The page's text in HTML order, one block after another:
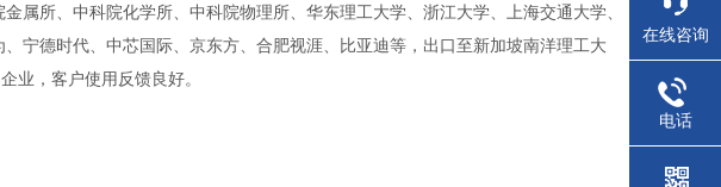
属所、中科院化学所、中科院物理所、华东理工大学、浙江大学、上海交通大学、
宁德时代、中芯国际、京东方、合肥视涯、比亚迪等，出口至新加坡南洋理工大
业，客户使用反馈良好。
在线咨询
电话